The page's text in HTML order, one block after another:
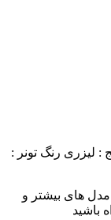
: لیزری رنگ تونر :
مدل های بیشتر و
باشید